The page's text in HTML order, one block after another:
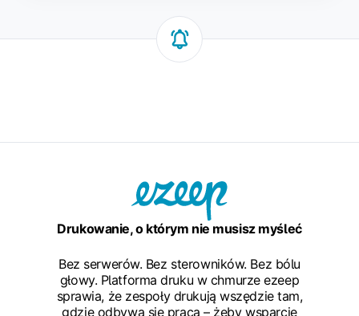
Drukowanie, o którym nie musisz myśleć
Bez serwerów. Bez sterowników. Bez bólu
głowy. Platforma druku w chmurze ezeep
sprawia, że zespoły drukują wszędzie tam,
gdzie odbywa się praca – żeby wsparcie